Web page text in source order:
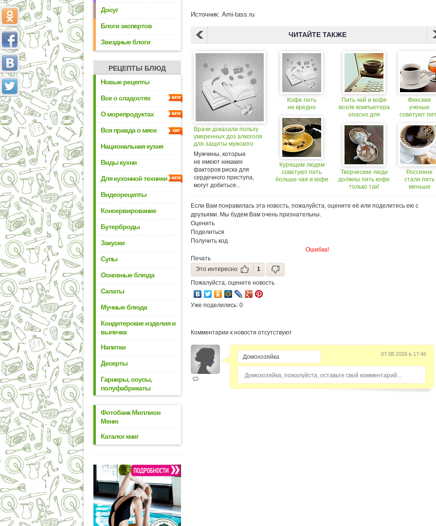
Досуг
Блоги экспертов
Звездные блоги
РЕЦЕПТЫ БЛЮД
Новые рецепты
Все о сладостях
О морепродуктах
Вся правда о мясе
Национальная кухня
Виды кухни
Для кухонной техники
Видеорецепты
Консервирование
Бутерброды
Закуски
Супы
Основные блюда
Салаты
Мучные блюда
Кондитерские изделия и
выпечка
Напитки
Десерты
Гарниры, соусы,
полуфабрикаты
Фотобанк Миллион
Меню
Каталог книг
Источник: Ami-tass.ru
ЧИТАЙТЕ ТАКЖЕ
Врачи доказали пользу
умеренных доз алкоголя
для защиты мужского
сердца
Мужчины, которые
не имеют никаких
факторов риска для
сердечного приступа,
могут добиться...
Кофе пить
не вредно
Курящим людям
советуют пить
больше чая и кофе
Пить чай и кофе
возле компьютера
опасно для
Творческие люди
должны пить кофе
только так!
Финские
ученые
советуют
похмелье.
(18+)
Россияне
стали пить
меньше
Если Вам понравилась эта новость, пожалуйста, оцените её или поделитесь ею с
друзьями. Мы будем Вам очень признательны.
Оценить
Поделиться
Получить код
Ошибка!
Печать
Это интересно
1
Пожалуйста, оцените новость
Уже поделились: 0
Комментарии к новости отсутствуют
07.08.2026 в 17:46
Домохозяйка, пожалуйста, оставьте свой комментарий...